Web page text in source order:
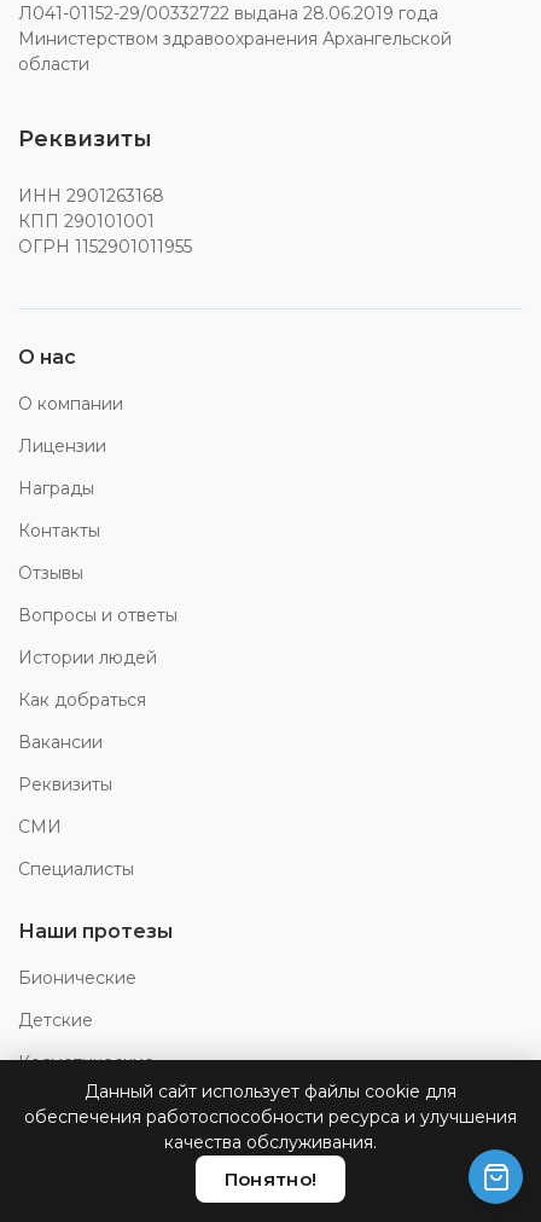
Л041-01152-29/00332722 выдана 28.06.2019 года
Министерством здравоохранения Архангельской
области
Реквизиты
ИНН 2901263168
КПП 290101001
ОГРН 1152901011955
О нас
О компании
Лицензии
Награды
Контакты
Отзывы
Вопросы и ответы
Истории людей
Как добраться
Вакансии
Реквизиты
СМИ
Специалисты
Наши протезы
Бионические
Детские
Косметические
Лечебно-тренировочные
Данный сайт использует файлы cookie для
обеспечения работоспособности ресурса и улучшения
качества обслуживания.
Понятно!